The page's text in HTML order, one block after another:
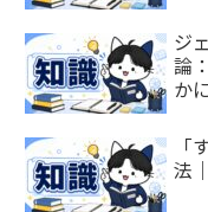
ジ
論
か
法